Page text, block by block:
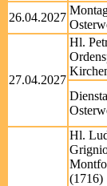
26.04.2027
27.04.2027
Hl.
Hl.
(1716)